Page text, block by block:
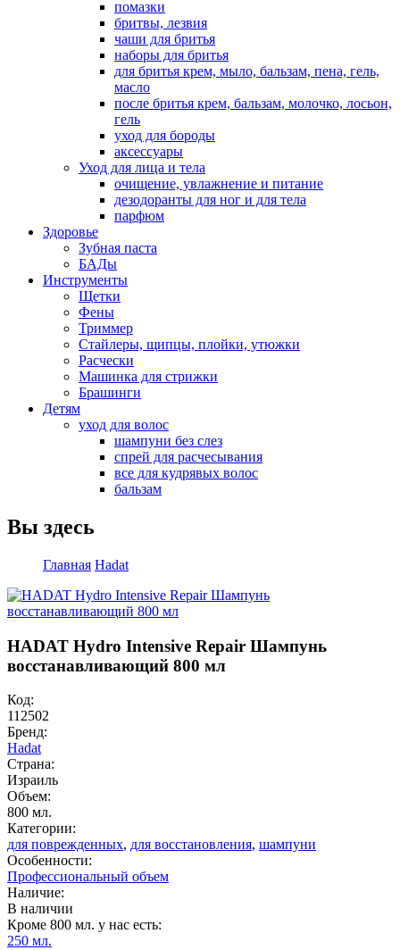
помазки
бритвы, лезвия
чаши для бритья
наборы для бритья
для бритья крем, мыло, бальзам, пена, гель,
масло
после бритья крем, бальзам, молочко, лосьон,
гель
уход для бороды
аксессуары
Уход для лица и тела
очищение, увлажнение и питание
дезодоранты для ног и для тела
парфюм
Здоровье
Зубная паста
БАДы
Инструменты
Щетки
Фены
Триммер
Стайлеры, щипцы, плойки, утюжки
Расчески
Машинка для стрижки
Брашинги
Детям
уход для волос
шампуни без слез
спрей для расчесывания
все для кудрявых волос
бальзам
Вы здесь
Главная Hadat
HADAT Hydro Intensive Repair Шампунь
восстанавливающий 800 мл
Код:
112502
Бренд:
Hadat
Страна:
Израиль
Объем:
800 мл.
Категории:
для поврежденных, для восстановления, шампуни
Особенности:
Профессиональный объем
Наличие:
В наличии
Кроме 800 мл. у нас есть:
250 мл.